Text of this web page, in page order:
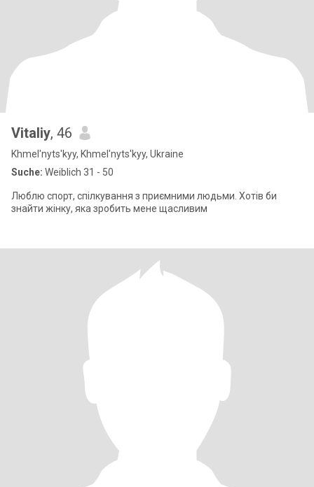
Vitaliy, 46
Khmel'nyts'kyy, Khmel'nyts'kyy, Ukraine
Suche: Weiblich 31 - 50
Люблю спорт, спілкування з приємними людьми. Хотів би
знайти жінку, яка зробить мене щасливим